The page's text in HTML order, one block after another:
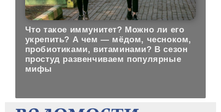
Что такое иммунитет? Можно ли его
укрепить? А чем — мёдом, чесноком,
пробиотиками, витаминами? В сезон
простуд развенчиваем популярные
мифы